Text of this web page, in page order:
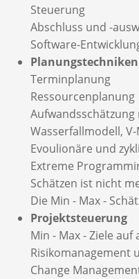
Steuerung
Abschluss und -
Software-
Terminplanung
Ressourcenplanung
Wasserfallmodell,
Evoulionäre und
Extreme
Schätzen ist nicht
Die Min - Max -
Projektsteuerung
Min - Max - Ziele
Risikomanagement
Change